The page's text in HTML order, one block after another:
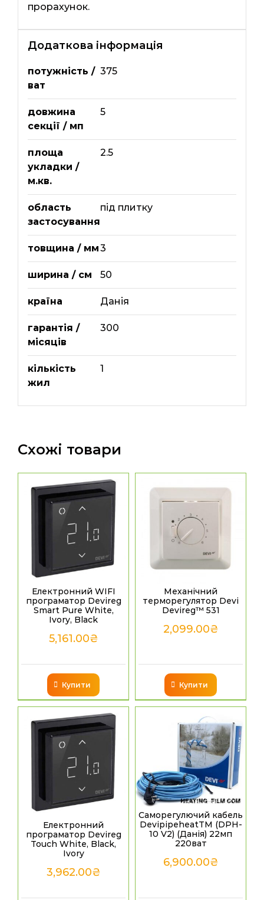
прорахунок.
Додаткова інформація
потужність /
ват
375
довжина
секції / мп
5
площа
укладки /
м.кв.
2.5
область
застосування
під плитку
товщина / мм3
ширина / см 50
країна Данія
гарантія /
місяців
300
кількість
жил
1
Схожі товари
Електронний WIFI
програматор Devireg
Smart Pure White,
Ivory, Black
5,161.00₴
Купити
Механічний
терморегулятор Devi
Devireg™ 531
2,099.00₴
Купити
Електронний
програматор Devireg
Touch White, Black,
Ivory
3,962.00₴
Саморегулючий кабель
DevipipeheatТМ (DPH-
10 V2) (Данія) 22мп
220ват
6,900.00₴